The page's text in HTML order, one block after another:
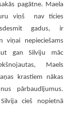
pagātne. Maela
viņš nav ticies
gadus, ir
viņai nepieciešams
gan Silviju māc
Maels
krastiem nākas
pārbaudījumus.
cieš nopietnā